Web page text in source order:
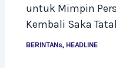
untuk Mimpin
Kembali Saka Tatal
BERINTANs, HEADLINE